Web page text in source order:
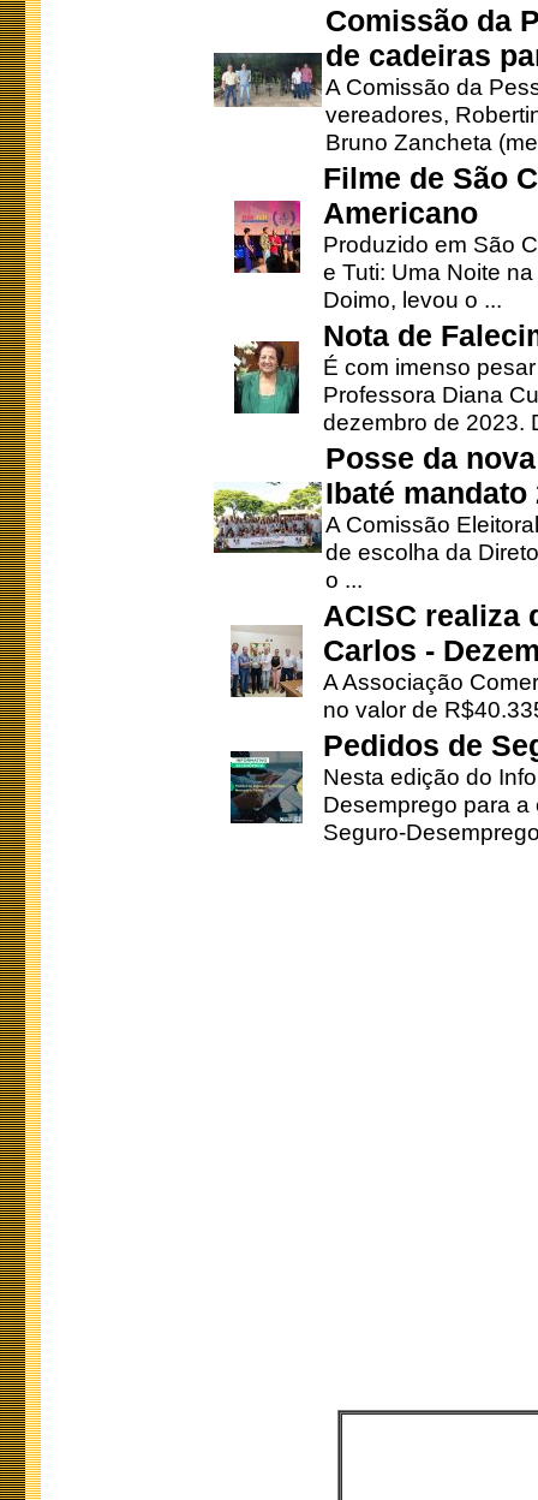
Comissão da
de cadeiras
A Comissão da
vereadores,
Bruno Zancheta
Filme de São
Americano
Produzido em São
e Tuti: Uma Noite
Doimo, levou o ...
Nota de
É com imenso
Professora Diana
dezembro de 2023.
Posse da
Ibaté mandato
A Comissão
de escolha da
o ...
ACISC realiza
Carlos -
A Associação
no valor de
Pedidos de
Nesta edição do
Desemprego para
Seguro-